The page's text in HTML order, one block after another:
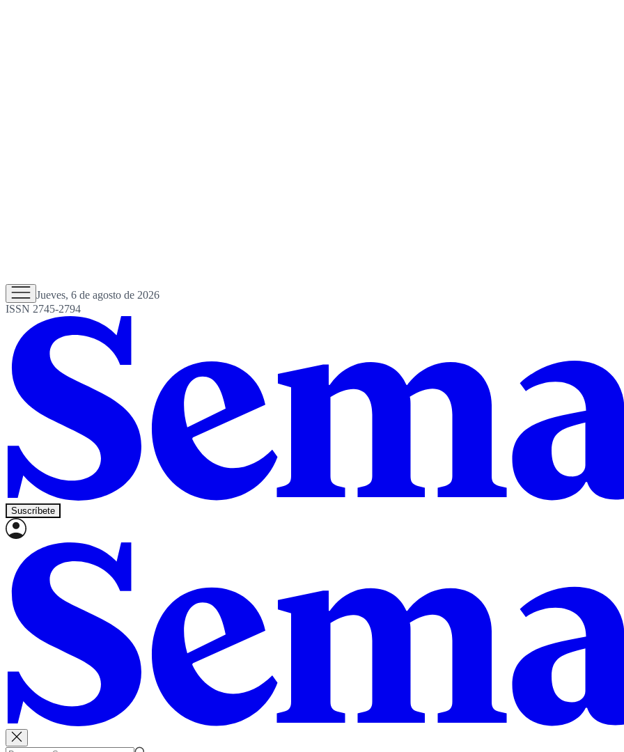
Jueves, 6 de agosto de 2026
ISSN 2745-2794
Suscríbete